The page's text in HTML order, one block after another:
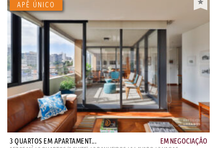
3 QUARTOS EM APARTAMENT... EM NEGOCIAÇÃO